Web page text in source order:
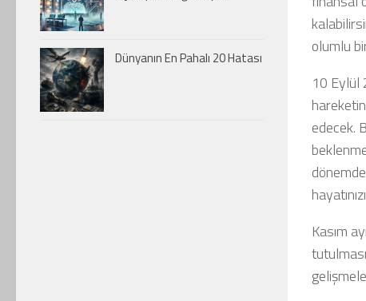
olumlu
10 Eylül
edecek.
Kasım
Dünyanın En Pahalı 20 Hatası